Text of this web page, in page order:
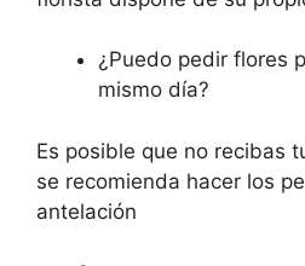
¿Puedo pedir flores
mismo día?
Es posible que no recibas
se recomienda hacer los
antelación